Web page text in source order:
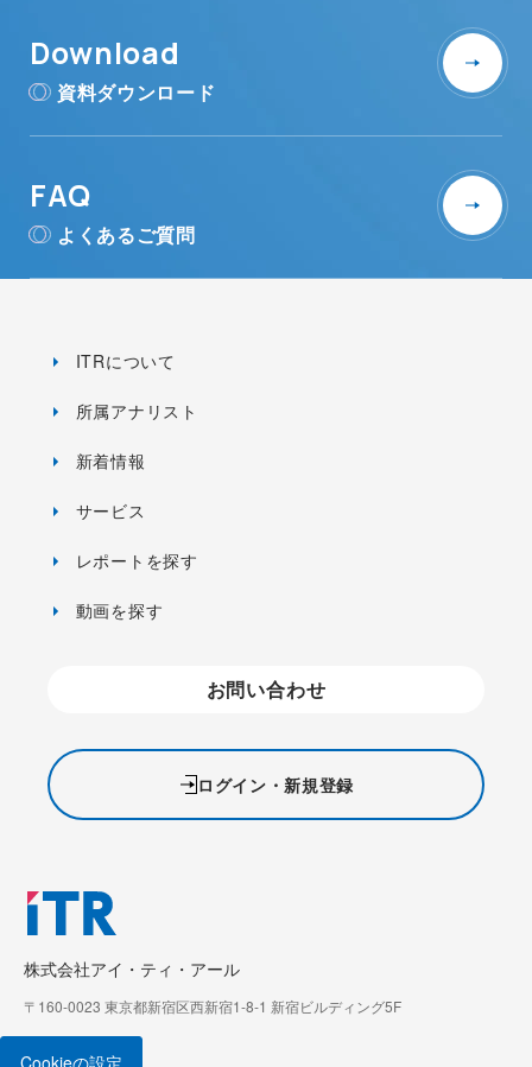
Download
資料ダウンロード
FAQ
よくあるご質問
株式会社アイ・ティ・アール
〒160-0023 東京都新宿区西新宿1-8-1 新宿ビルディング5F
ITRについて
所属アナリスト
新着情報
サービス
レポートを探す
動画を探す
お問い合わせ
ログイン・新規登録
Cookieの設定